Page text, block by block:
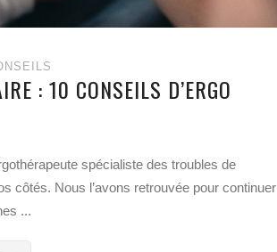
: 10 CONSEILS D’ERGO
spécialiste des troubles de
côtés. Nous l’avons retrouvée pour continuer
...